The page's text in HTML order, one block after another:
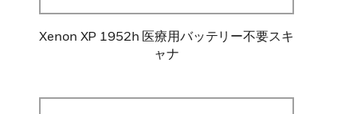
Xenon XP 1952h 医療用バッテリー不要スキ
ャナ